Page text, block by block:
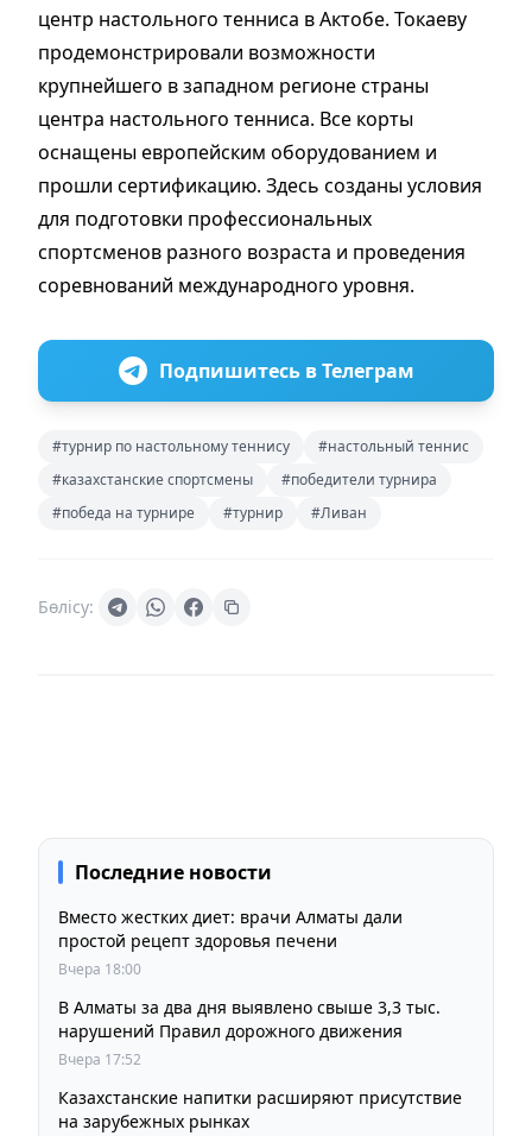
центр настольного тенниса в Актобе. Токаеву
продемонстрировали возможности
крупнейшего в западном регионе страны
центра настольного тенниса. Все корты
оснащены европейским оборудованием и
прошли сертификацию. Здесь созданы условия
для подготовки профессиональных
спортсменов разного возраста и проведения
соревнований международного уровня.
Подпишитесь в Телеграм
#турнир по настольному теннису
#настольный теннис
#казахстанские спортсмены
#победители турнира
#победа на турнире
#турнир #Ливан
Бөлісу:
Последние новости
Вместо жестких диет: врачи Алматы дали
Вчера 18:00
В Алматы за два дня выявлено свыше 3,3 тыс.
нарушений Правил дорожного движения
Вчера 17:52
Казахстанские напитки расширяют присутствие
на зарубежных рынках